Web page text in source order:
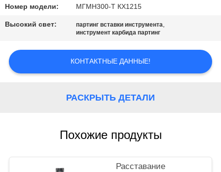
СПРОСИТЕ
КАРТА
КОНФИДЕНЦИАЛЬНОСТИ
Номер модели: МГМН300-Т КХ1215
Высокий свет: партинг вставки инструмента,
инструмент карбида партинг
КОНТАКТНЫЕ ДАННЫЕ!
РАСКРЫТЬ ДЕТАЛИ
Похожие продукты
Расставание